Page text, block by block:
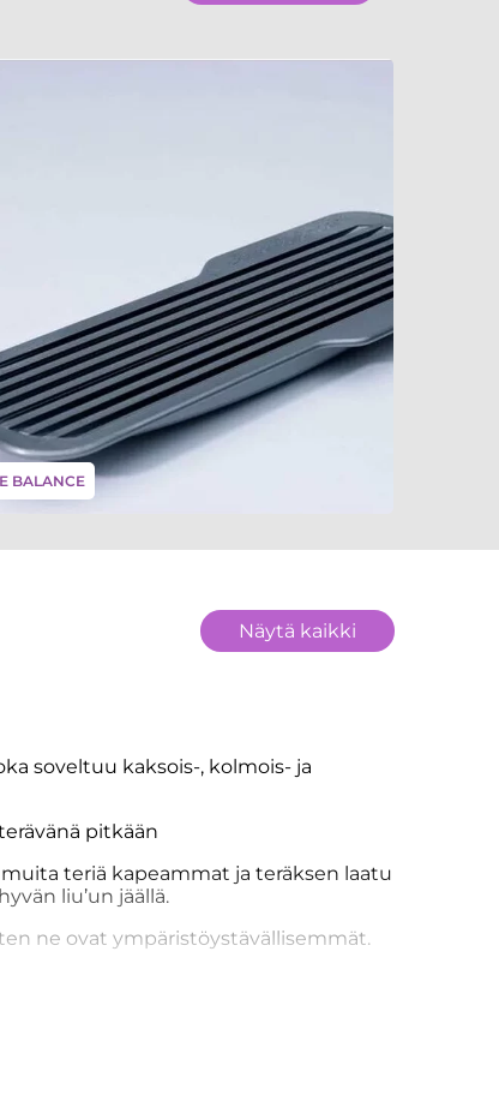
BALANCE
Näytä kaikki
soveltuu kaksois-, kolmois- ja
pitkään
teriä kapeammat ja teräksen laatu
liu’un jäällä.
ne ovat ympäristöystävällisemmät.